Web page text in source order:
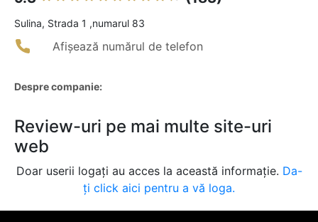
Sulina, Strada 1 ,numarul 83
Afișează numărul de telefon
Despre companie:
Review-uri pe mai multe site-uri
web
Doar userii logați au acces la această informație. Da-
ți click aici pentru a vă loga.